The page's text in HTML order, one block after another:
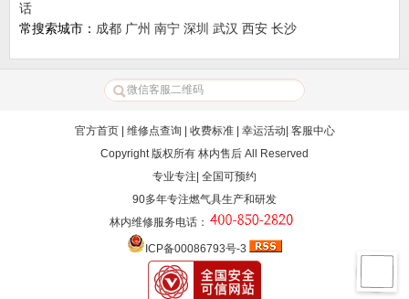
话
常搜索城市： 成都 广州 南宁 深圳 武汉 西安 长沙
官方首页| 维修点查询 收费标准| 幸运活动 客服中心
Copyright 版权所有 林内售后 All Reserved
专业专注| 全国可预约
90多年专注燃气具生产和研发
林内维修服务电话 ：
ICP备00086793号-3